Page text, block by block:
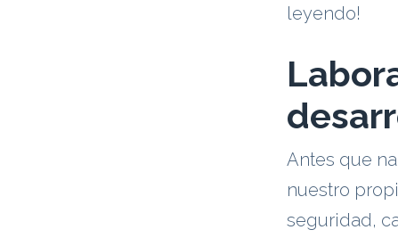
leyendo!
Antes que
nuestro
seguridad,